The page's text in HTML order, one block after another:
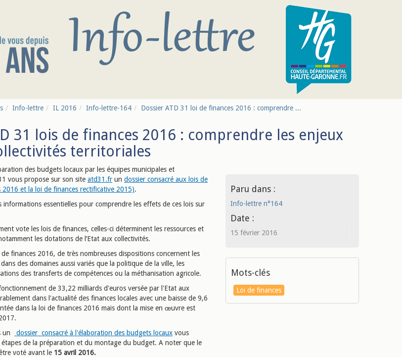
Info-lettre IL 2016 Info-lettre-164 Dossier ATD 31 loi de finances 2016 : comprendre ...
31 lois de finances 2016 : comprendre les enjeux
territoriales
des budgets locaux par les équipes municipales et
vous propose sur son site atd31.fr un dossier consacré aux lois de
2016 et la loi de finances rectificative 2015).
informations essentielles pour comprendre les effets de ces lois sur
vote les lois de finances, celles-ci déterminent les ressources et
les dotations de l’Etat aux collectivités.
finances 2016, de très nombreuses dispositions concernent les
des domaines aussi variés que la politique de la ville, les
des transferts de compétences ou la méthanisation agricole.
de 33,22 milliards d'euros versée par l'Etat aux
dans l'actualité des finances locales avec une baisse de 9,6
dans la loi de finances 2016 mais dont la mise en œuvre est
un
dossier consacré à l'élaboration des budgets locaux vous
de la préparation et du montage du budget. A noter que le
voté avant le 15 avril 2016.
Paru dans :
Info-lettre n°164
Date :
15 février 2016
Mots-clés
Loi de finances